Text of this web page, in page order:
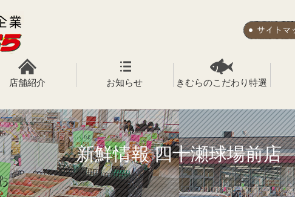
店舗紹介 お知らせ きむらのこだわり特選
新鮮情報 四十瀬球場前店